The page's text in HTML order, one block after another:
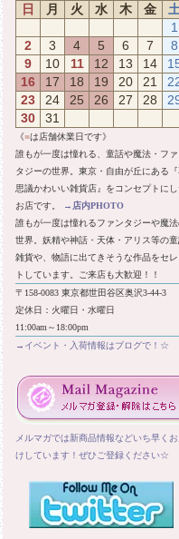
日 月 火 水 木 金
土
1
2
3 4 5 6 7
8
9
10 11 12 13 14
16
17 18 19 20 21
23
24 25 26 27 28
30
31
《■は店舗休業日です》
誰もが一度は憧れる、童話や魔法・ファ
タジーの世界。東京・自由が丘にある『
思議かわいい雑貨店』をコンセプトにし
お店です。
→ 店内PHOTO
誰もが一度は憧れるファンタジーや魔
世界。妖精や神話・天体・アリス等の
雑貨や、物語に出てきそうな作品をセレ
トしています。ご来店も大歓迎！！
〒158-0083 東京都世田谷区奥沢3-44-3
定休日：火曜日・水曜日
11:00am～18:00pm
→イベント・入荷情報はブログで！☆
メルマガでは新商品情報などいち早くお
けしています！ぜひご登録ください☆